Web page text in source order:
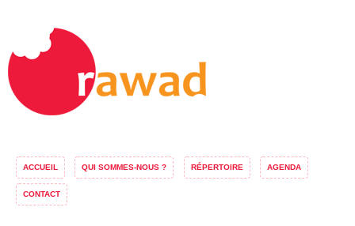
ACCUEIL QUI SOMMES-NOUS ? RÉPERTOIRE AGENDA
CONTACT